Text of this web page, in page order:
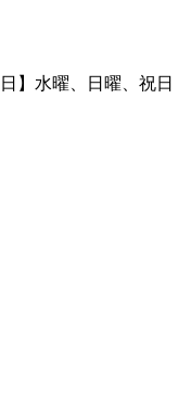
】水曜、日曜、祝日